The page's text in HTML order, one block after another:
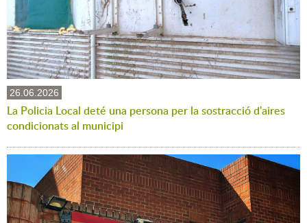
26.06.2026
La Policia Local deté una persona per la sostracció d'aires
condicionats al municipi